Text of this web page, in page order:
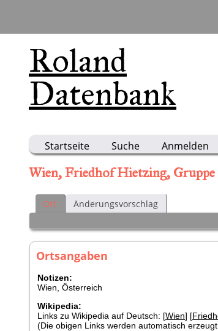
Roland
Datenbank
Startseite Suche Anmelden
Wien, Friedhof Hietzing,
Ort Änderungsvorschlag
Ortsangaben
Notizen:
Wien, Österreich
Wikipedia:
Links zu Wikipedia auf Deutsch: [Wien] [
(Die obigen Links werden automatisch